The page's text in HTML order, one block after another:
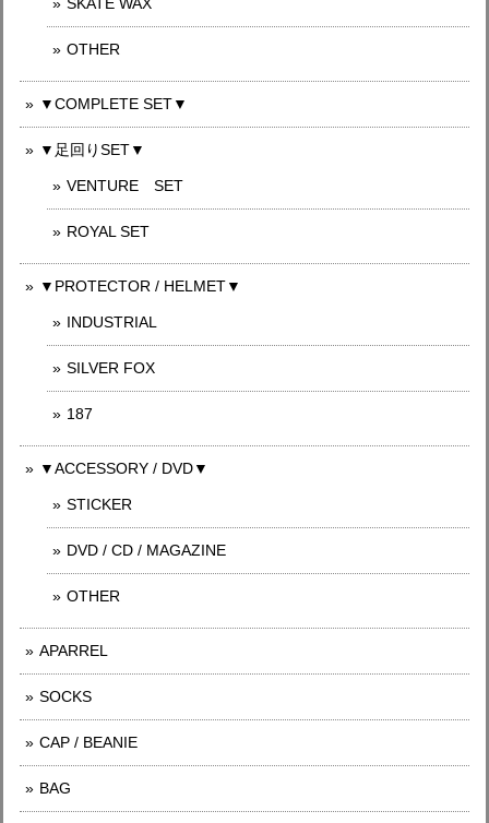
OTHER
▼COMPLETE SET▼
▼足回りSET▼
VENTURE SET
ROYAL SET
▼PROTECTOR / HELMET▼
INDUSTRIAL
SILVER FOX
187
▼ACCESSORY / DVD▼
STICKER
DVD / CD / MAGAZINE
OTHER
APARREL
SOCKS
CAP / BEANIE
BAG